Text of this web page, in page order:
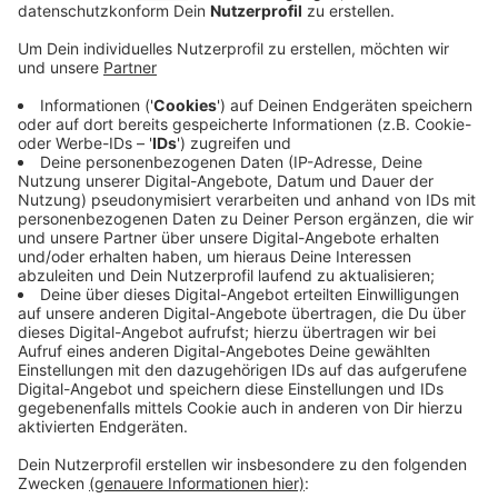
Anzeige
Damit Pendler von Bocholt über Wesel bald ohne
Umstieg ins Ruhrgebiet kommen, liegen ab heute
Unterlagen im Weseler Rathaus aus. Zur sogenannten
Elektrifizierung der Strecke läuft ein
Planfeststellungsverfahren: Die Deutsche Bahn
möchte eine elektrische Bahnhofsinsel und einen
Schaltposten am Weseler Bahnhof installieren. Der ist
eine Voraussetzung, um die Strecke für die
umstiegsfreie Durchreise fit zu machen. Einwendungen
gegen die Pläne werden bis zum 6. März gesammelt.
Geht alles gut, könnte die Elektrifizierung 2022
kommen.
Anzeige